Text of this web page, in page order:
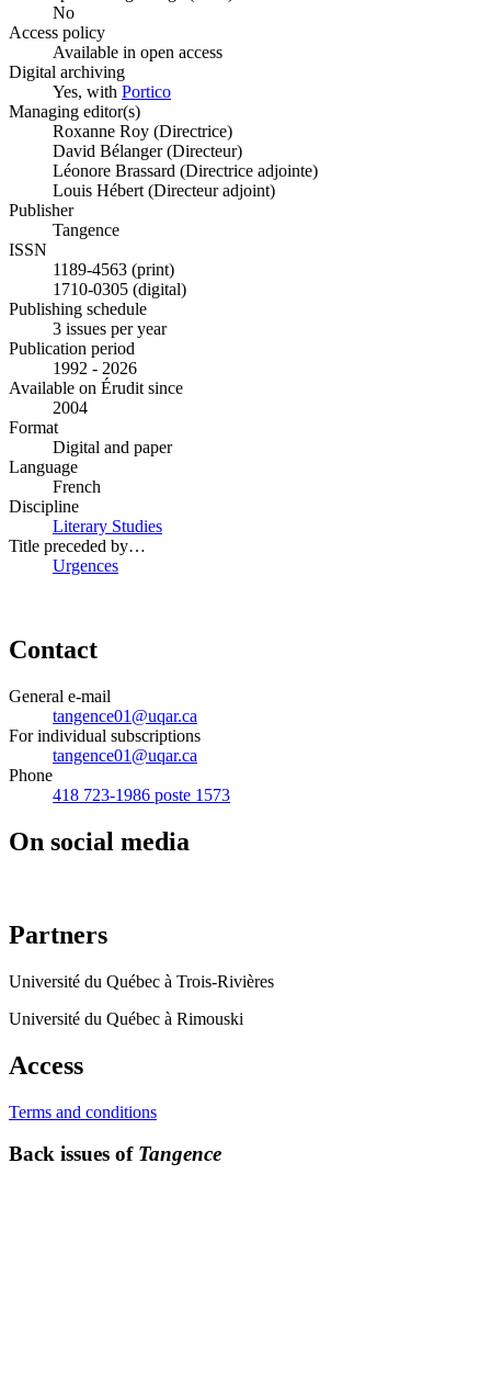
No
Access policy
Available in open access
Digital archiving
Yes, with Portico
Managing editor(s)
Roxanne Roy (Directrice)
David Bélanger (Directeur)
Léonore Brassard (Directrice adjointe)
Louis Hébert (Directeur adjoint)
Publisher
Tangence
ISSN
1189-4563 (print)
1710-0305 (digital)
Publishing schedule
3 issues per year
Publication period
1992 - 2026
Available on Érudit since
2004
Format
Digital and paper
Language
French
Discipline
Literary Studies
Title preceded by…
Urgences
Contact
General e-mail
tangence01@uqar.ca
For individual subscriptions
tangence01@uqar.ca
Phone
418 723-1986 poste 1573
On social media
Partners
Université du Québec à Trois-Rivières
Université du Québec à Rimouski
Access
Terms and conditions
Back issues of Tangence